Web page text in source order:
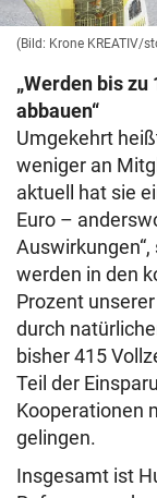
(Bild: Krone KREATIV/
„Werden bis
abbauen“
Umgekehrt
weniger an
aktuell hat sie
Euro –
werden in den
Prozent
durch
bisher 415
Teil der
Kooperationen
gelingen.
Insgesamt ist